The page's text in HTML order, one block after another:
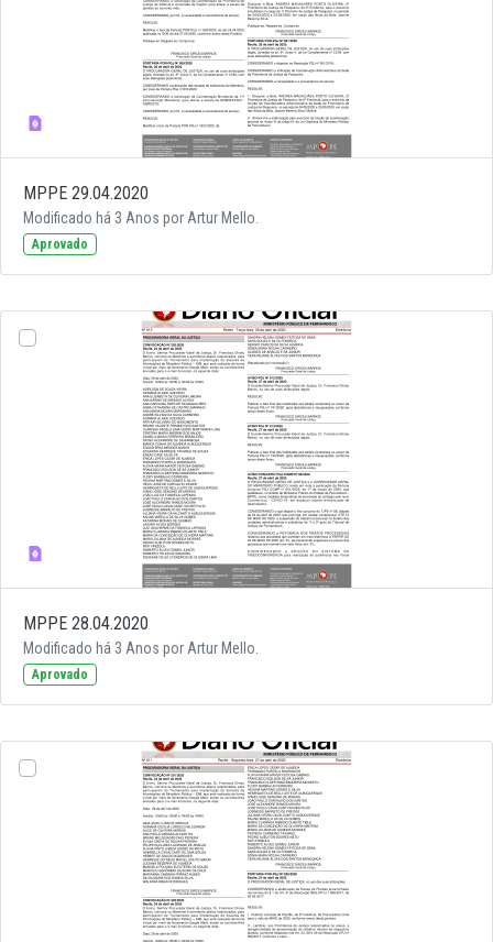
MPPE 29.04.2020
Modificado há 3 Anos por Artur Mello.
Aprovado
MPPE 28.04.2020
Modificado há 3 Anos por Artur Mello.
Aprovado